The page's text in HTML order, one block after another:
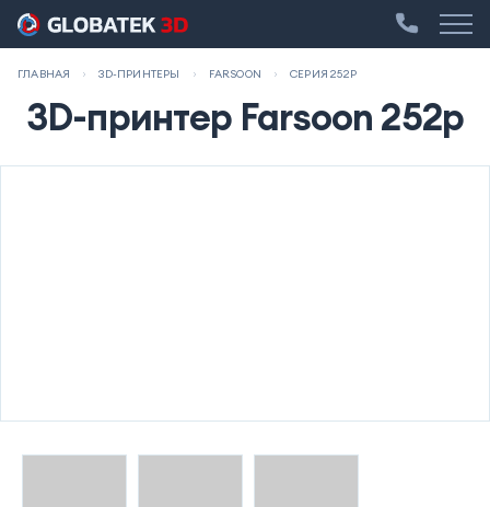
ГЛАВНАЯ 3D-ПРИНТЕРЫ FARSOON СЕРИЯ 252P
3D-принтер Farsoon 252p